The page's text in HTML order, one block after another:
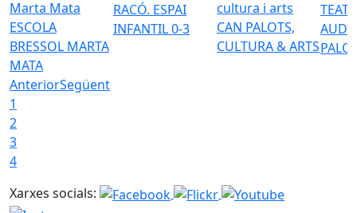
ESCOLA
BRESSOL MARTA
MATA
RACÓ. ESPAI
INFANTIL 0-3
CAN PALOTS,
CULTURA & ARTS
AnteriorSegüent
1
2
3
4
Xarxes socials: